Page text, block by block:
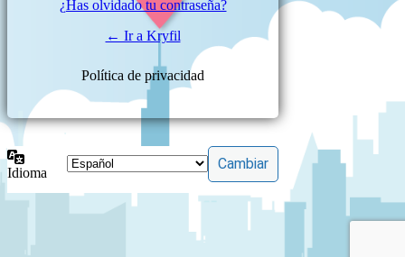
¿Has olvidado tu contraseña?
← Ir a Kryfil
Política de privacidad
Idioma